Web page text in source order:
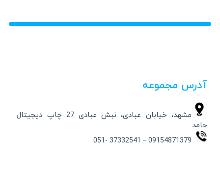
آدرس مجموعه
مشهد، خیابان عبادی، نبش عبادی 27 چاپ دیجیتال
حامد